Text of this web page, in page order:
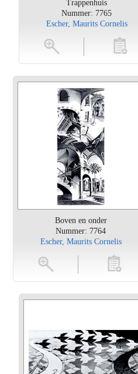
Trappenhuis
Nummer: 7765
Escher, Maurits Cornelis
toevoegen
Boven en onder
Nummer: 7764
Escher, Maurits Cornelis
toevoegen